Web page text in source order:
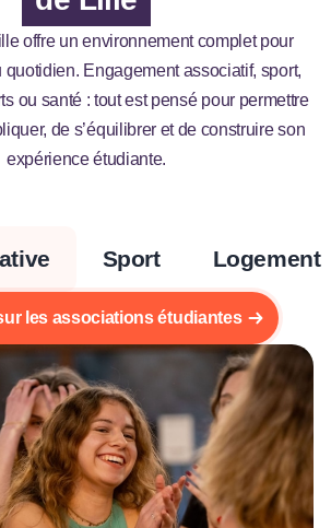
offre un environnement complet pour
quotidien. Engagement associatif, sport,
ou santé : tout est pensé pour permettre
de s’équilibrer et de construire son
expérience étudiante.
Sport Logement
les associations étudiantes